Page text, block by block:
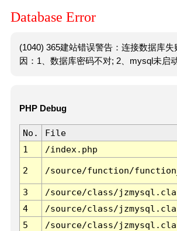
Database Error
(1040) 365建站错误警告：连接数据库失
因：1、数据库密码不对; 2、mysql未启动
PHP Debug
No. File
1
/index.php
2 /source/function/
3 /source/class/
4
/source/class/
5
/source/class/